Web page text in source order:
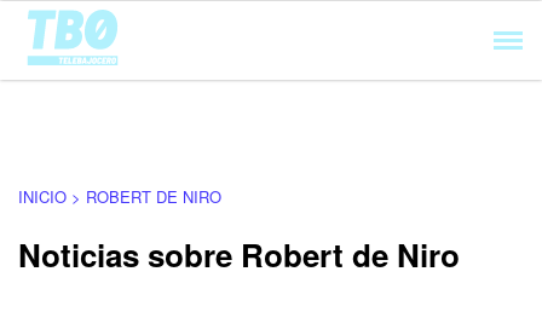
Cargando...
INICIO > ROBERT DE NIRO
Noticias sobre Robert de Niro